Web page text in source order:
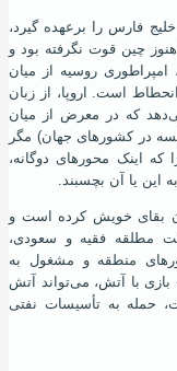
فارس را برعهده گیرد،
چین قوت نگرفته بود و
امپراطوری روسیه از میان
است. اروپا، از زبان
که در معرض از میان
در کشورهای جهان) مگر
که اینک محورهای دوگانه،
این یا آن بچسبند.
بقای خویش کرده ‌است و
مطلقه فقیه و سعودی،
منطقه و مشغول به
بازی با آتش، می‌تواند آتش
حمله به تأسیسات نفتی